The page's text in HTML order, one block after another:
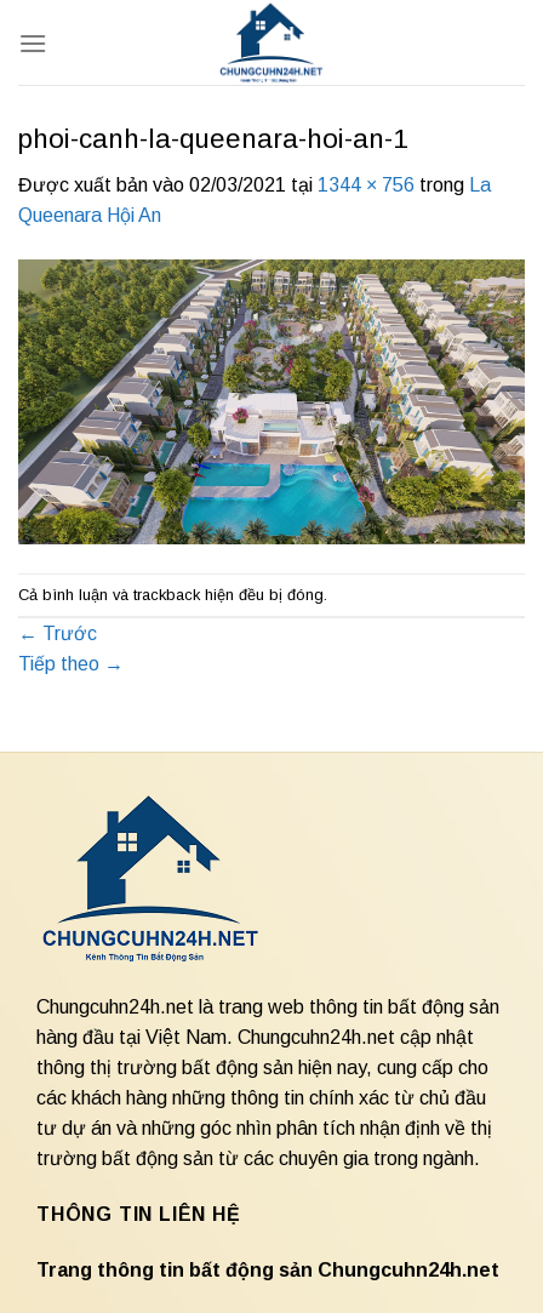
qua
phoi-canh-la-queenara-hoi-an-1
Được xuất bản vào 02/03/2021 tại 1344 × 756 trong
La
Queenara Hội An
Cả bình luận và trackback hiện đều bị đóng.
← Trước
Tiếp theo →
Chungcuhn24h.net là trang web thông tin bất động sản
hàng đầu tại Việt Nam. Chungcuhn24h.net cập nhật
thông thị trường bất động sản hiện nay, cung cấp cho
các khách hàng những thông tin chính xác từ chủ đầu
tư dự án và những góc nhìn phân tích nhận định về thị
trường bất động sản từ các chuyên gia trong ngành.
THÔNG TIN LIÊN HỆ
Trang thông tin bất động sản Chungcuhn24h.net